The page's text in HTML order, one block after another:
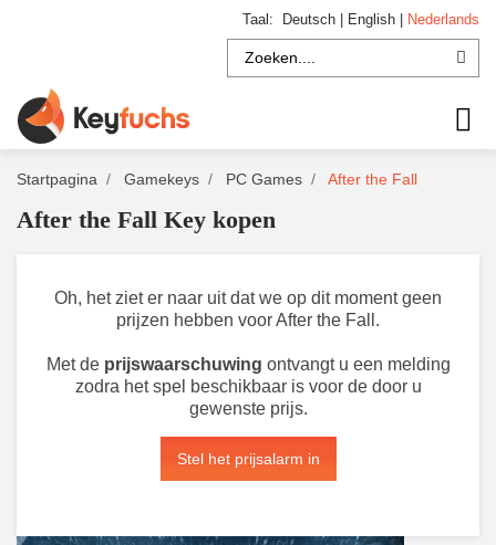
Taal: Deutsch English Nederlands
Startpagina Gamekeys PC Games After the Fall
After the Fall Key kopen
Oh, het ziet er naar uit dat we op dit moment geen
prijzen hebben voor After the Fall.
Met de prijswaarschuwing ontvangt u een melding
zodra het spel beschikbaar is voor de door u
gewenste prijs.
Stel het prijsalarm in